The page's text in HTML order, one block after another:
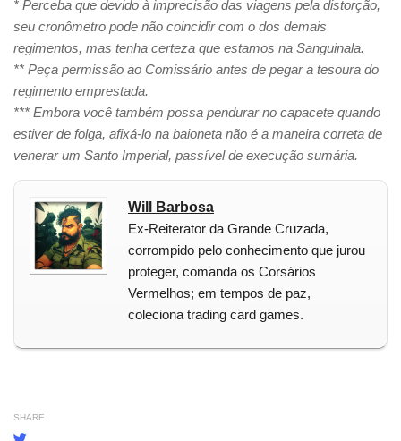
* Perceba que devido à imprecisão das viagens pela distorção,
seu cronômetro pode não coincidir com o dos demais
regimentos, mas tenha certeza que estamos na Sanguinala.
** Peça permissão ao Comissário antes de pegar a tesoura do
regimento emprestada.
*** Embora você também possa pendurar no capacete quando
estiver de folga, afixá-lo na baioneta não é a maneira correta de
venerar um Santo Imperial, passível de execução sumária.
Will Barbosa
Ex-Reiterator da Grande Cruzada,
corrompido pelo conhecimento que jurou
proteger, comanda os Corsários
Vermelhos; em tempos de paz,
coleciona trading card games.
SHARE